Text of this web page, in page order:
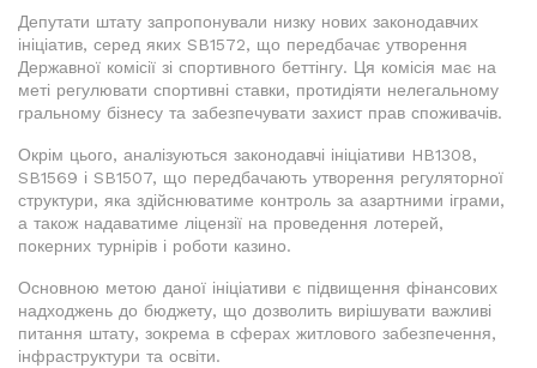
Депутати штату запропонували низку нових законодавчих
ініціатив, серед яких SB1572, що передбачає утворення
Державної комісії зі спортивного беттінгу. Ця комісія має на
меті регулювати спортивні ставки, протидіяти нелегальному
гральному бізнесу та забезпечувати захист прав споживачів.
Окрім цього, аналізуються законодавчі ініціативи HB1308,
SB1569 і SB1507, що передбачають утворення регуляторної
структури, яка здійснюватиме контроль за азартними іграми,
а також надаватиме ліцензії на проведення лотерей,
покерних турнірів і роботи казино.
Основною метою даної ініціативи є підвищення фінансових
надходжень до бюджету, що дозволить вирішувати важливі
питання штату, зокрема в сферах житлового забезпечення,
інфраструктури та освіти.